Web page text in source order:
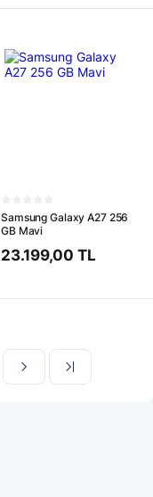
Samsung Galaxy A27 256
GB Mavi
23.199,00 TL